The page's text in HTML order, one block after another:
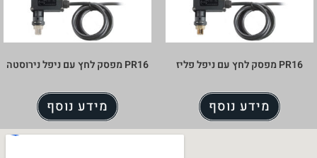
PR16 מפסק לחץ עם ניפל פליז
מידע נוסף
PR16 מפסק לחץ עם ניפל נירוסטה
מידע נוסף